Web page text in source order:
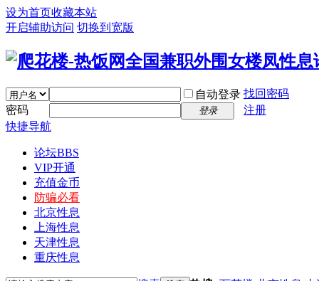
设为首页收藏本站
开启辅助访问 切换到宽版
自动登录 找回密码
密码
登录
注册
快捷导航
论坛BBS
VIP开通
充值金币
防骗必看
北京性息
上海性息
天津性息
重庆性息